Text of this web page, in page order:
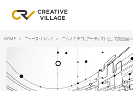
ACCOUNT
ログイン
HOME ニュース・トレンド コシノ ミチコ、アーティストとして初出展へ